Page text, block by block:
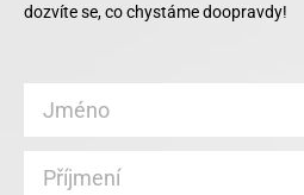
dozvíte se, co chystáme doopravdy!